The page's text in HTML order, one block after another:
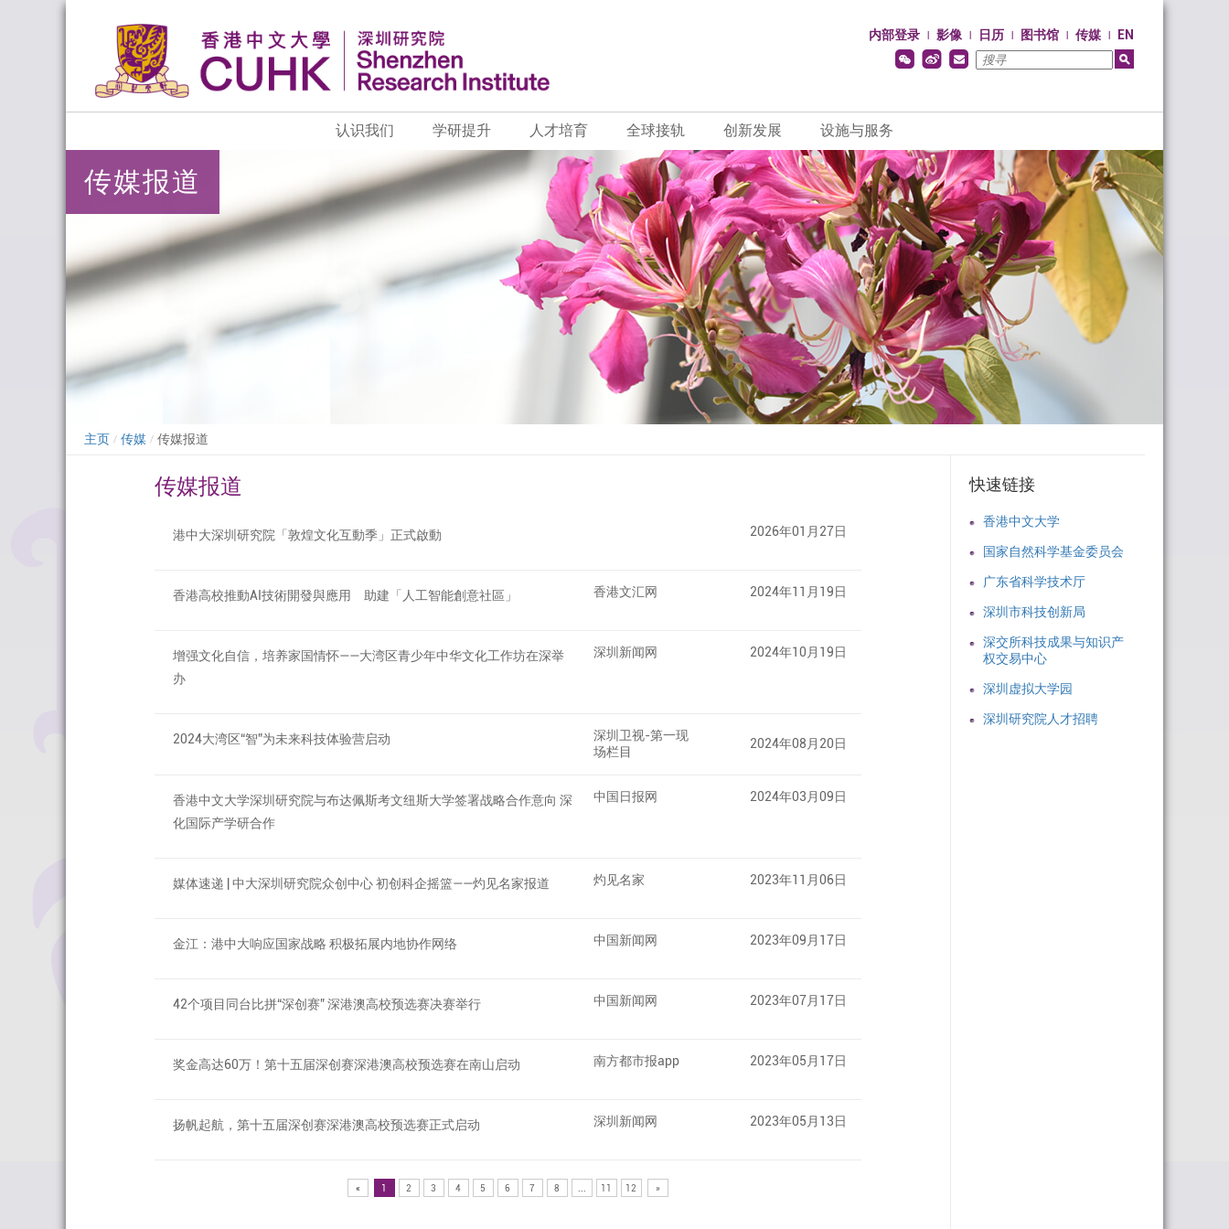
内部登录 影像 日历 图书馆 传媒 EN
认识我们 学研提升 人才培育 全球接轨 创新发展 设施与服务
传媒报道
主页 / 传媒 / 传媒报道
传媒报道
港中大深圳研究院「敦煌文化互動季」正式啟動 2026年01月27日
香港高校推動AI技術開發與應用 助建「人工智能創意社區」 香港文汇网 2024年11月19日
增强文化自信，培养家国情怀——大湾区青少年中华文化工作坊在深举
办
深圳新闻网 2024年10月19日
2024大湾区“智”为未来科技体验营启动
深圳卫视-第一现
场栏目
2024年08月20日
香港中文大学深圳研究院与布达佩斯考文纽斯大学签署战略合作意向 深
化国际产学研合作
中国日报网 2024年03月09日
媒体速递 | 中大深圳研究院众创中心 初创科企摇篮——灼见名家报道 灼见名家 2023年11月06日
金江：港中大响应国家战略 积极拓展内地协作网络 中国新闻网 2023年09月17日
42个项目同台比拼“深创赛” 深港澳高校预选赛决赛举行 中国新闻网 2023年07月17日
奖金高达60万！第十五届深创赛深港澳高校预选赛在南山启动 南方都市报app 2023年05月17日
扬帆起航，第十五届深创赛深港澳高校预选赛正式启动 深圳新闻网 2023年05月13日
« 1 2 3 4 5 6 7 8 ... 11 12 »
快速链接
香港中文大学
国家自然科学基金委员会
广东省科学技术厅
深圳市科技创新局
深交所科技成果与知识产
权交易中心
深圳虚拟大学园
深圳研究院人才招聘